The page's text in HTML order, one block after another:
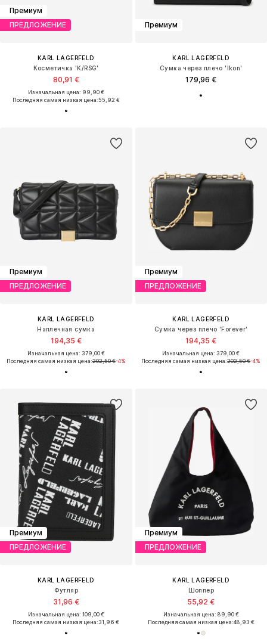
Премиум
ПРЕДЛОЖЕНИЕ
KARL LAGERFELD
Косметичка 'K/RSG'
80,91 €
Изначальная цена: 99,90 €
Последняя самая низкая цена:55,92 €
Премиум
KARL LAGERFELD
Сумка через плечо 'Ikon'
179,96 €
Премиум
ПРЕДЛОЖЕНИЕ
KARL LAGERFELD
Наплечная сумка
194,35 €
Изначальная цена: 379,00 €
Последняя самая низкая цена:202,50 €-4%
Премиум
ПРЕДЛОЖЕНИЕ
KARL LAGERFELD
Сумка через плечо 'Forever'
194,35 €
Изначальная цена: 379,00 €
Последняя самая низкая цена:202,50 €-4%
Премиум
ПРЕДЛОЖЕНИЕ
KARL LAGERFELD
Футляр
31,96 €
Изначальная цена: 109,00 €
Последняя самая низкая цена:31,96 €
Премиум
ПРЕДЛОЖЕНИЕ
KARL LAGERFELD
Шоппер
55,92 €
Изначальная цена: 89,90 €
Последняя самая низкая цена:48,93 €